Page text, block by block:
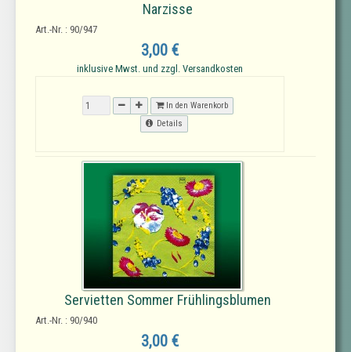
Narzisse
Art.-Nr. : 90/947
3,00 €
inklusive Mwst. und zzgl. Versandkosten
In den Warenkorb
Details
Servietten Sommer Frühlingsblumen
Art.-Nr. : 90/940
3,00 €